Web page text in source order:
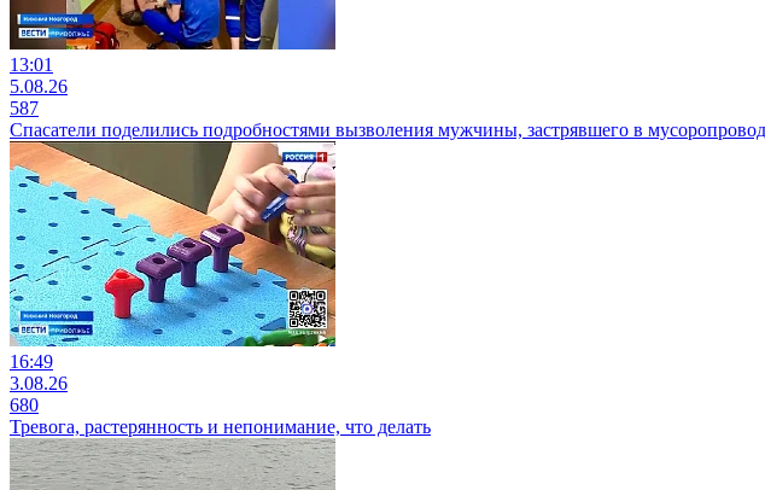
13:01
5.08.26
587
Спасатели поделились подробностями вызволения мужчины, застрявшего в
16:49
3.08.26
680
Тревога, растерянность и непонимание, что делать